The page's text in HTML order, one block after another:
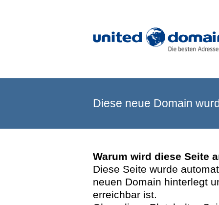
Diese neue Domain
Warum wird diese Seite
Diese Seite wurde
neuen Domain hinterlegt
erreichbar ist.